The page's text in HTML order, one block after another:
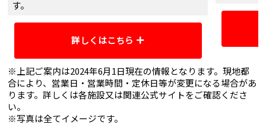
す。
詳しくはこちら
アクセス
JR富山駅から市内電車南富山駅前
行きにて約12分（西町下車、徒歩
すぐ）
営業時間
【常設展・企画展】9：30～18：
営業時間
※上記ご案内は2024年6月1日現在の情報となります。現地都
合により、営業日・営業時間・定休日等が変更になる場合があ
ります。詳しくは各施設又は関連公式サイトをご確認くださ
い。
※写真は全てイメージです。